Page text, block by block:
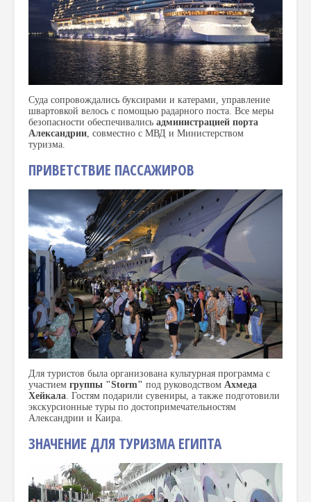
Суда сопровождались буксирами и катерами, управление
швартовкой велось с помощью радарного поста. Все меры
безопасности обеспечивались администрацией порта
Александрии , совместно с МВД и Министерством
туризма.
ПРИВЕТСТВИЕ ПАССАЖИРОВ
Для туристов была организована культурная программа с
участием группы "Storm" под руководством Ахмеда
Хейкала. Гостям подарили сувениры, а также подготовили
экскурсионные туры по достопримечательностям
Александрии и Каира.
ЗНАЧЕНИЕ ДЛЯ ТУРИЗМА ЕГИПТА